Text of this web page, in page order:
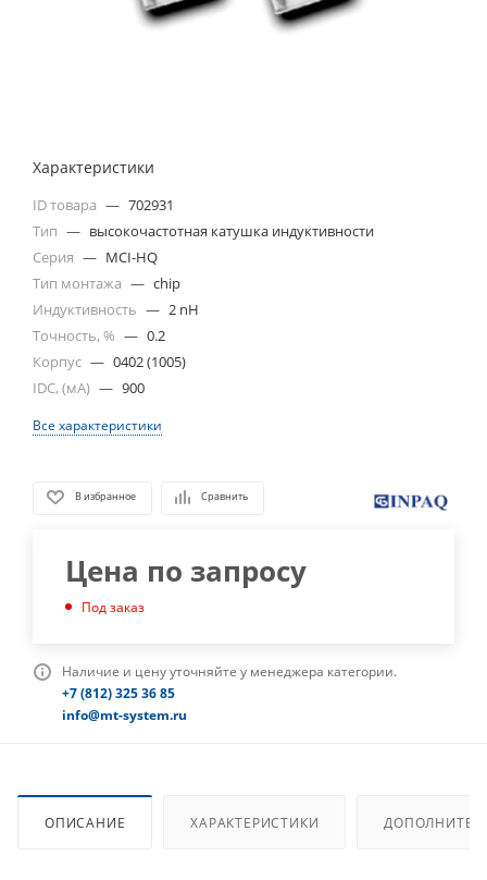
Характеристики
ID товара — 702931
Тип — высокочастотная катушка индуктивности
Серия — MCI-HQ
Тип монтажа — chip
Индуктивность — 2 nH
Точность, % — 0.2
Корпус — 0402 (1005)
IDC, (мА) — 900
Все характеристики
В избранное Сравнить
Цена по запросу
Под заказ
Наличие и цену уточняйте у менеджера категории.
+7 (812) 325 36 85
info@mt-system.ru
ОПИСАНИЕ ХАРАКТЕРИСТИКИ